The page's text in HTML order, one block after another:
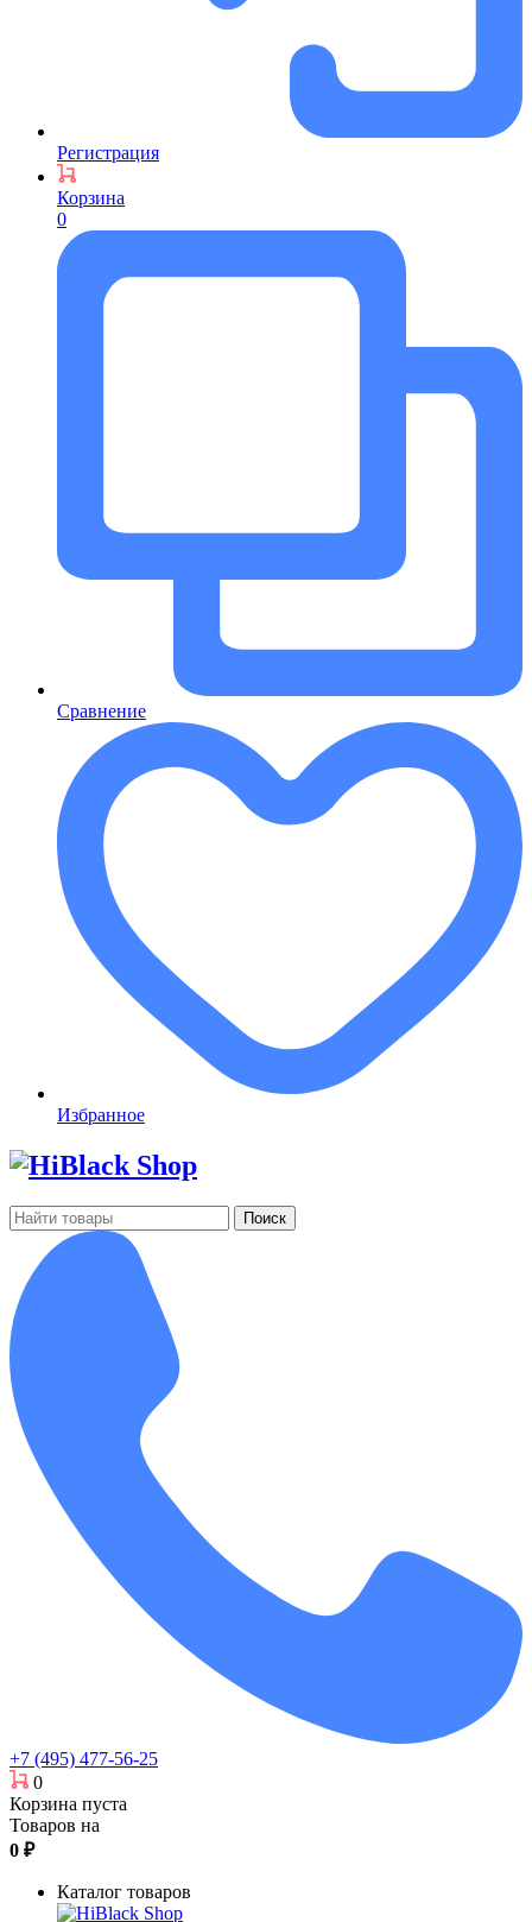
Регистрация
Корзина
0
Сравнение
Избранное
Поиск
+7 (495) 477-56-25
0
Корзина пуста
Товаров на
0 ₽
Каталог товаров